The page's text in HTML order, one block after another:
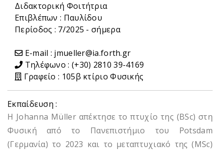
Διδακτορική Φοιτήτρια
Επιβλέπων : Παυλίδου
Περίοδος : 7/2025 - σήμερα
E-mail : jmueller@ia.forth.gr
Τηλέφωνο : (+30) 2810 39-4169
Γραφείο : 105β κτίριο Φυσικής
Εκπαίδευση :
Η Johanna Müller απέκτησε το πτυχίο της (BSc) στη
Φυσική από το Πανεπιστήμιο του Potsdam
(Γερμανία) το 2023 και το μεταπτυχιακό της (MSc)